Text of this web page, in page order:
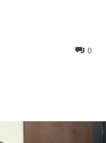
0